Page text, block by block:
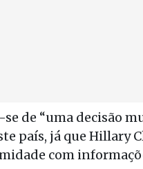
de “uma decisão
país, já que Hillary
com